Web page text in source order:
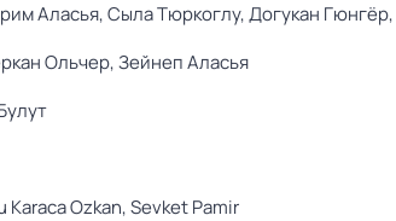
Аласья,Сыла Тюркоглу,Догукан Гюнгёр,
Ольчер,Зейнеп Аласья
Karaca Ozkan,Sevket Pamir